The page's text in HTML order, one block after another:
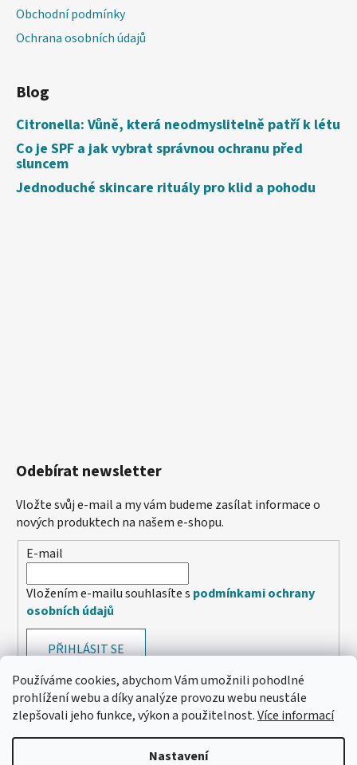
Používáme cookies, abychom Vám umožnili pohodlné
prohlížení webu a díky analýze provozu webu neustále
zlepšovali jeho funkce, výkon a použitelnost.Více informací
Nastavení
Obchodní podmínky
Ochrana osobních údajů
Blog
Citronella: Vůně, která neodmyslitelně patří k létu
Co je SPF a jak vybrat správnou ochranu před
sluncem
Jednoduché skincare rituály pro klid a pohodu
Odebírat newsletter
Vložte svůj e-mail a my vám budeme zasílat informace o
nových produktech na našem e-shopu.
E-mail
Vložením e-mailu souhlasíte s podmínkami ochrany
osobních údajů
PŘIHLÁSIT SE